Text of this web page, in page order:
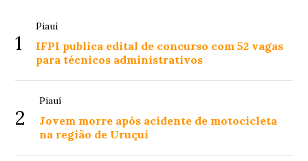
1
Piauí
IFPI publica edital de concurso com 52 vagas
para técnicos administrativos
2
Piauí
Jovem morre após acidente de motocicleta
na região de Uruçuí